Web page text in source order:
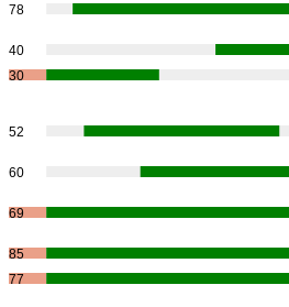
78
40
30
52
60
69
85
77